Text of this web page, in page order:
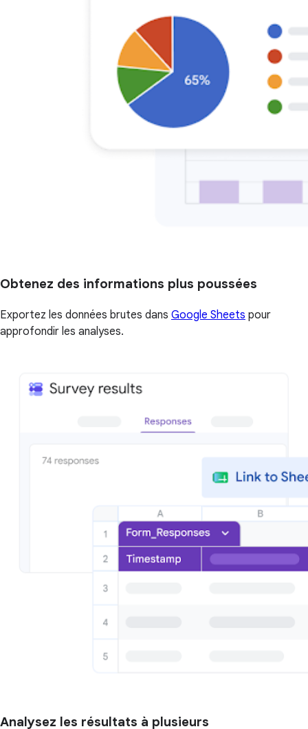
Obtenez des informations plus poussées
Exportez les données brutes dans Google Sheets pour
approfondir les analyses.
Analysez les résultats à plusieurs